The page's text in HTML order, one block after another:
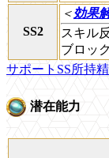
SS2
＜効果
スキル
ブロッ
サポートSS所持
潜在能力